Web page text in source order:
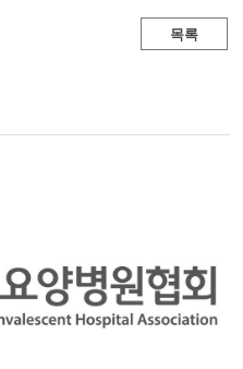
목록